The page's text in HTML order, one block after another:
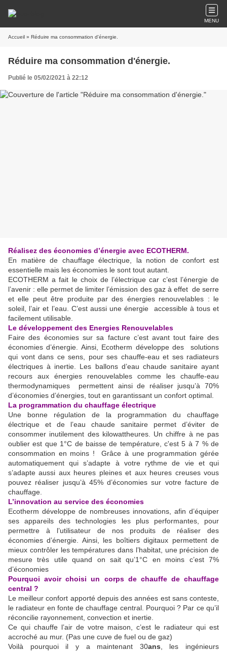
MENU
Accueil » Réduire ma consommation d'énergie.
Réduire ma consommation d'énergie.
Publié le 05/02/2021 à 22:12
Réalisez des économies d’énergie avec ECOTHERM.
En matière de chauffage électrique, la notion de confort est
essentielle mais les économies le sont tout autant.
ECOTHERM a fait le choix de l’électrique car c’est l’énergie de
l’avenir : elle permet de limiter l’émission des gaz à effet de serre
et elle peut être produite par des énergies renouvelables : le
soleil, l’air et l’eau. C’est aussi une énergie accessible à tous et
facilement utilisable.
Le développement des Energies Renouvelables
Faire des économies sur sa facture c’est avant tout faire des
économies d’énergie. Ainsi, Ecotherm développe des solutions
qui vont dans ce sens, pour ses chauffe-eau et ses radiateurs
électriques à inertie. Les ballons d’eau chaude sanitaire ayant
recours aux énergies renouvelables comme les chauffe-eau
thermodynamiques permettent ainsi de réaliser jusqu’à 70%
d’économies d’énergies, tout en garantissant un confort optimal.
La programmation du chauffage électrique
Une bonne régulation de la programmation du chauffage
électrique et de l’eau chaude sanitaire permet d’éviter de
consommer inutilement des kilowattheures. Un chiffre à ne pas
oublier est que 1°C de baisse de température, c'est 5 à 7 % de
consommation en moins ! Grâce à une programmation gérée
automatiquement qui s’adapte à votre rythme de vie et qui
s’adapte aussi aux heures pleines et aux heures creuses vous
pouvez réaliser jusqu’à 45% d’économies sur votre facture de
chauffage.
L’innovation au service des économies
Ecotherm développe de nombreuses innovations, afin d’équiper
ses appareils des technologies les plus performantes, pour
permettre à l’utilisateur de nos produits de réaliser des
économies d’énergie. Ainsi, les boîtiers digitaux permettent de
mieux contrôler les températures dans l’habitat, une précision de
mesure très utile quand on sait qu’1°C en moins c’est 7%
d’économies
Pourquoi avoir choisi un corps de chauffe de chauffage
central ?
Le meilleur confort apporté depuis des années est sans conteste,
le radiateur en fonte de chauffage central. Pourquoi ? Par ce qu’il
réconcilie rayonnement, convection et inertie.
Ce qui chauffe l’air de votre maison, c’est le radiateur qui est
accroché au mur. (Pas une cuve de fuel ou de gaz)
Voilà pourquoi il y a maintenant 30ans , les ingénieurs